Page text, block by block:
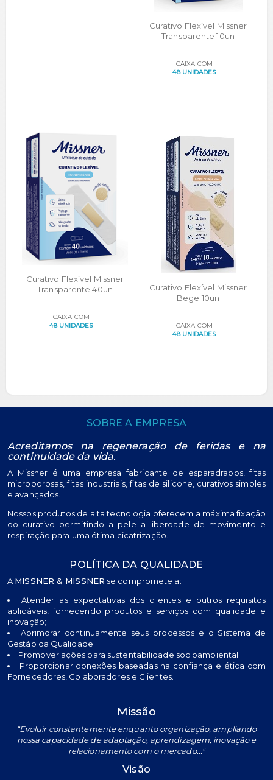
Curativo Flexível Missner
Transparente 10un
CAIXA COM
48 UNIDADES
Curativo Flexível Missner
Transparente 40un
CAIXA COM
48 UNIDADES
Curativo Flexível Missner
Bege 10un
CAIXA COM
48 UNIDADES
SOBRE A EMPRESA
Acreditamos na regeneração de feridas e na
continuidade da vida.
A Missner é uma empresa fabricante de esparadrapos, fitas
microporosas, fitas industriais, fitas de silicone, curativos simples
e avançados.
Nossos produtos de alta tecnologia oferecem a máxima fixação
do curativo permitindo a pele a liberdade de movimento e
respiração para uma ótima cicatrização.
POLÍTICA DA QUALIDADE
AMISSNER & MISSNER se compromete a:
Atender as expectativas dos clientes e outros requisitos
aplicáveis, fornecendo produtos e serviços com qualidade e
inovação;
Aprimorar continuamente seus processos e o Sistema de
Gestão da Qualidade;
Promover ações para sustentabilidade socioambiental;
Proporcionar conexões baseadas na confiança e ética com
Fornecedores, Colaboradores e Clientes.
--
Missão
“Evoluir constantemente enquanto organização, ampliando
nossa capacidade de adaptação, aprendizagem, inovação e
relacionamento com o mercado..."
Visão